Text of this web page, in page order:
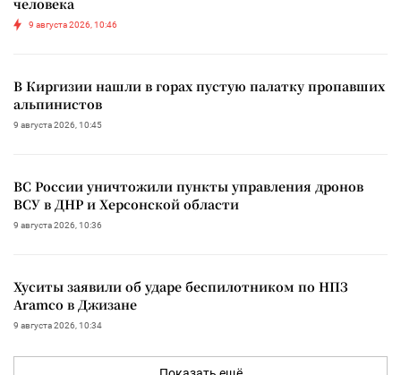
9 августа 2026, 10:46
В Киргизии нашли в горах пустую палатку пропавших
альпинистов
9 августа 2026, 10:45
ВС России уничтожили пункты управления дронов
ВСУ в ДНР и Херсонской области
9 августа 2026, 10:36
Хуситы заявили об ударе беспилотником по НПЗ
Aramco в Джизане
9 августа 2026, 10:34